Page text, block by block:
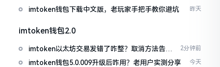
imtoken钱包下载中文版，老玩家手把手教你避坑 昨天
imtoken钱包2.0
imtoken以太坊交易发错了咋整？取消方法告诉
你
2分钟前
imtoken钱包5.0.009升级后咋用？老用户实测分享 今天